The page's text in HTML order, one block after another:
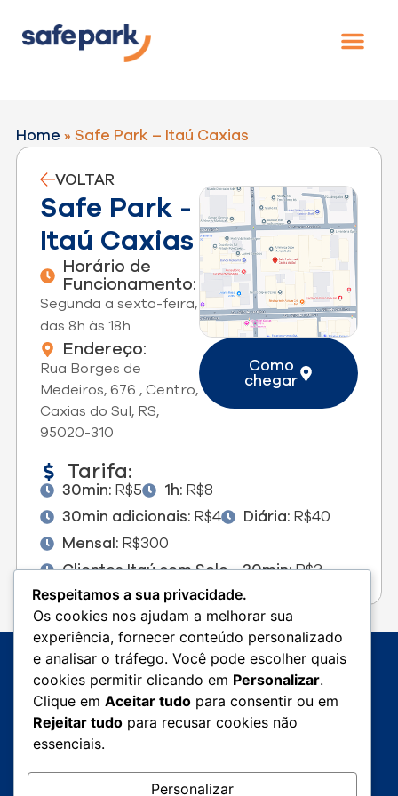
Home » Safe Park – Itaú Caxias
VOLTAR
Safe Park -
Itaú Caxias
Horário de
Funcionamento:
Segunda a sexta-feira,
das 8h às 18h
Endereço:
Rua Borges de
Medeiros, 676 , Centro,
Caxias do Sul, RS,
95020-310
Como
chegar
Tarifa:
30min: R$5 1h: R$8
30min adicionais: R$4 Diária: R$40
Mensal: R$300
Clientes Itaú com Selo - 30min:R$3
linkedin.com/safe-park-
Respeitamos a sua privacidade.
Os cookies nos ajudam a melhorar sua
experiência, fornecer conteúdo personalizado
e analisar o tráfego. Você pode escolher quais
cookies permitir clicando em Personalizar.
Clique em Aceitar tudo para consentir ou em
Rejeitar tudo para recusar cookies não
essenciais.
Personalizar